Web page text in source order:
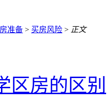
准备 > 买房风险 > 正文
区房的区别